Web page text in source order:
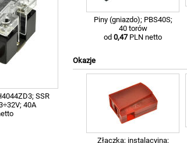
SSR
40A
Piny (gniazdo); PBS40S;
40 torów
od 0,47PLN netto
Okazje
Złączka; instalacyjna;